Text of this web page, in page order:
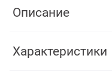
Описание
Характеристики